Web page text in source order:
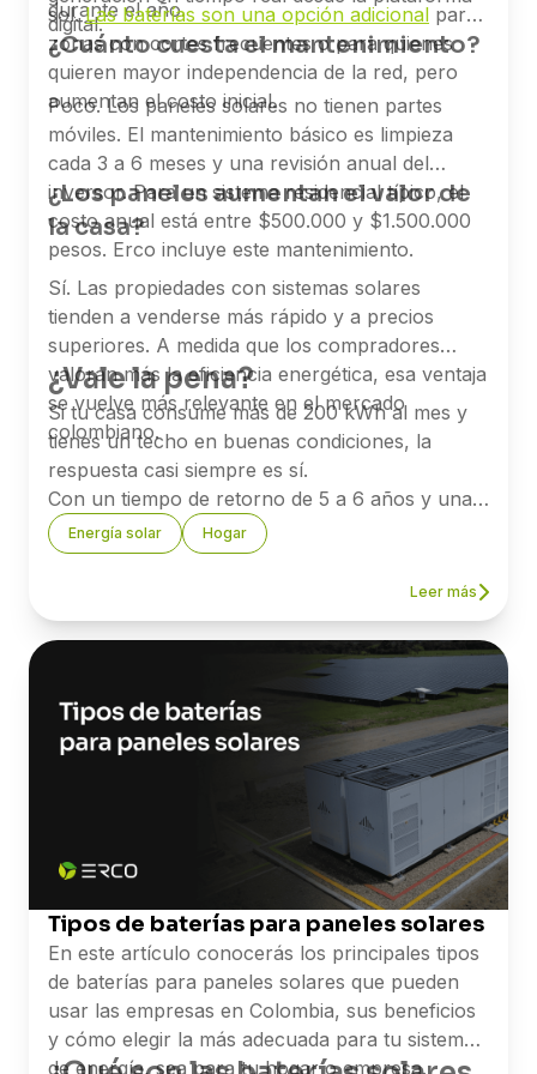
digital.
durante el año.
sol.Las baterías son una opción adicional para
zonas con cortes frecuentes o para quienes
quieren mayor independencia de la red, pero
aumentan el costo inicial.
¿Cuánto cuesta el mantenimiento?
Poco. Los paneles solares no tienen partes
móviles. El mantenimiento básico es limpieza
cada 3 a 6 meses y una revisión anual del
inversor. Para un sistema residencial típico, el
costo anual está entre $500.000 y $1.500.000
pesos. Erco incluye este mantenimiento.
¿Los paneles aumentan el valor de
la casa?
Sí. Las propiedades con sistemas solares
tienden a venderse más rápido y a precios
superiores. A medida que los compradores
valoran más la eficiencia energética, esa ventaja
se vuelve más relevante en el mercado
colombiano.
¿Vale la pena?
Si tu casa consume más de 200 kWh al mes y
tienes un techo en buenas condiciones, la
respuesta casi siempre es sí.
Con un tiempo de retorno de 5 a 6 años y una
vida útil garantizada de 25 años, los paneles
solares son una de las pocas inversiones que se
pagan solas y siguen generando valor mucho
El primer paso es saber exactamente cuánto
puedes ahorrar en tu caso. En Erco, la asesoría
inicial y la visita técnica son sin costo.
Energía solar Hogar
Leer más
Tipos de baterías para paneles solares
En este artículo conocerás los principales tipos
de baterías para paneles solares que pueden
usar las empresas en Colombia, sus beneficios
y cómo elegir la más adecuada para tu sistema
de energía, sea para tu hogar o empresa.